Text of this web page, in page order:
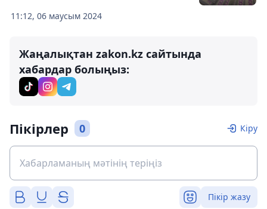
11:12, 06 маусым 2024
Жаңалықтан zakon.kz сайтында
хабардар болыңыз:
Пікірлер 0 Кіру
Пікір жазу